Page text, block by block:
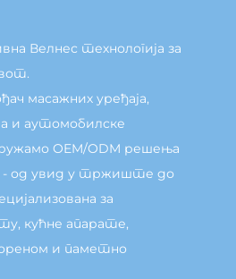
Велнес технологија за
масажних уређаја,
и аутомобилске
OEM/ODM решења
- од увид у тржиште до
за
кућне апарате,
и паметно